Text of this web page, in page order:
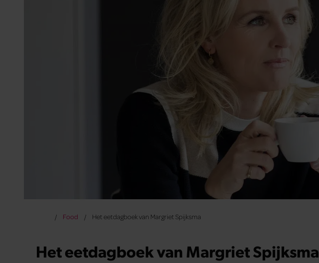
Food Het eetdagboek van Margriet Spijksma
Het eetdagboek van Margriet Spijksma